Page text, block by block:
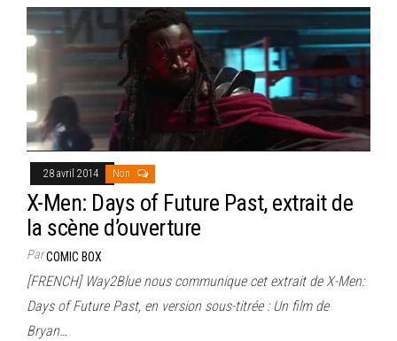
28 avril 2014 Non
X-Men: Days of Future Past, extrait de
la scène d’ouverture
ParCOMIC BOX
[FRENCH] Way2Blue nous communique cet extrait de X-Men:
Days of Future Past, en version sous-titrée : Un film de
Bryan…